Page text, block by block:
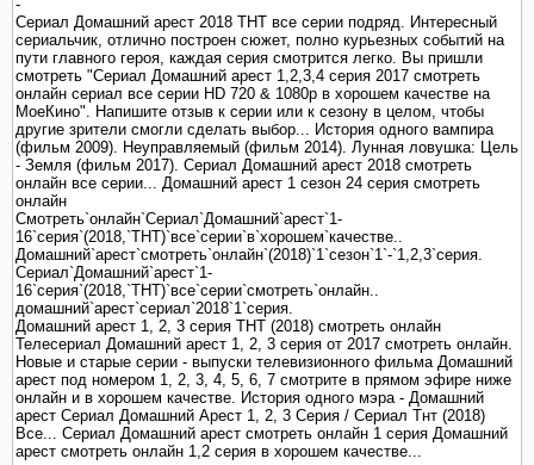
-
Сериал Домашний арест 2018 ТНТ все серии подряд. Интересный
сериальчик, отлично построен сюжет, полно курьезных событий на
пути главного героя, каждая серия смотрится легко. Вы пришли
смотреть "Сериал Домашний арест 1,2,3,4 серия 2017 смотреть
онлайн сериал все серии HD 720 & 1080p в хорошем качестве на
МоеКино". Напишите отзыв к серии или к сезону в целом, чтобы
другие зрители смогли сделать выбор... История одного вампира
(фильм 2009). Неуправляемый (фильм 2014). Лунная ловушка: Цель
- Земля (фильм 2017). Сериал Домашний арест 2018 смотреть
онлайн все серии... Домашний арест 1 сезон 24 серия смотреть
онлайн
Смотреть`онлайн`Сериал`Домашний`арест`1-
16`серия`(2018,`ТНТ)`все`серии`в`хорошем`качестве..
Домашний`арест`смотреть`онлайн`(2018)`1`сезон`1`-`1,2,3`серия.
Сериал`Домашний`арест`1-
16`серия`(2018,`ТНТ)`все`серии`смотреть`онлайн..
домашний`арест`сериал`2018`1`серия.
Домашний арест 1, 2, 3 серия ТНТ (2018) смотреть онлайн
Телесериал Домашний арест 1, 2, 3 серия от 2017 смотреть онлайн.
Новые и старые серии - выпуски телевизионного фильма Домашний
арест под номером 1, 2, 3, 4, 5, 6, 7 смотрите в прямом эфире ниже
онлайн и в хорошем качестве. История одного мэра - Домашний
арест Сериал Домашний Арест 1, 2, 3 Серия / Cериал Тнт (2018)
Все... Сериал Домашний арест смотреть онлайн 1 серия Домашний
арест смотреть онлайн 1,2 серия в хорошем качестве...